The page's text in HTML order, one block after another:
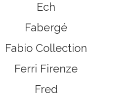
Ech
Fabergé
Fabio Collection
Ferri Firenze
Fred